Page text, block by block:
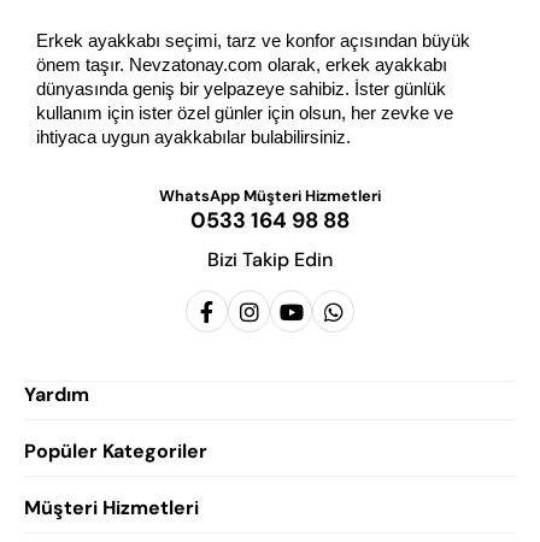
Erkek ayakkabı seçimi, tarz ve konfor açısından büyük
önem taşır. Nevzatonay.com olarak, erkek ayakkabı
dünyasında geniş bir yelpazeye sahibiz. İster günlük
kullanım için ister özel günler için olsun, her zevke ve
ihtiyaca uygun ayakkabılar bulabilirsiniz.
WhatsApp Müşteri Hizmetleri
0533 164 98 88
Bizi Takip Edin
Yardım
Popüler Kategoriler
Erkek Klasik Ayakkabı
Müşteri Hizmetleri